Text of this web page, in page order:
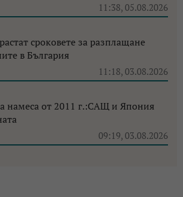
11:38, 05.08.2026
сроковете за разплащане
в България
11:18, 03.08.2026
намеса от 2011 г.:САЩ и Япония
09:19, 03.08.2026